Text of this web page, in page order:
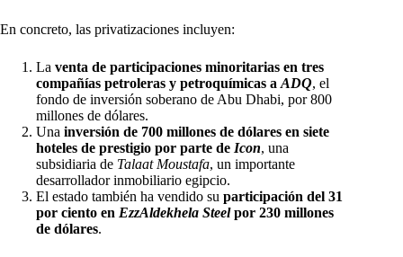
En concreto, las privatizaciones incluyen:
La venta de participaciones minoritarias en tres
compañías petroleras y petroquímicas a ADQ, el
fondo de inversión soberano de Abu Dhabi, por 800
millones de dólares.
Una inversión de 700 millones de dólares en siete
hoteles de prestigio por parte de Icon, una
subsidiaria de Talaat Moustafa, un importante
desarrollador inmobiliario egipcio.
El estado también ha vendido su participación del 31
por ciento en EzzAldekhela Steelpor 230 millones
de dólares.